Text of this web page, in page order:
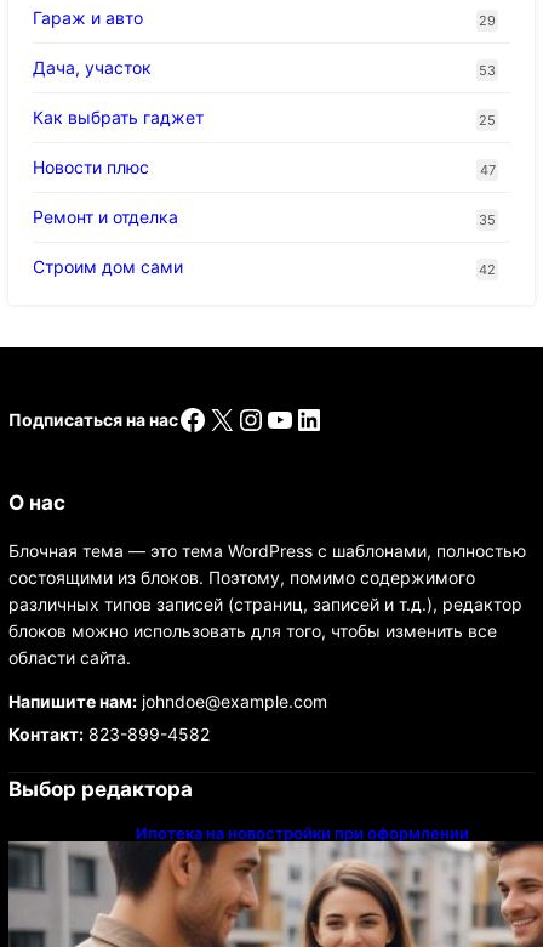
Гараж и авто 29
Дача, участок 53
Как выбрать гаджет 25
Новости плюс 47
Ремонт и отделка 35
Строим дом сами 42
Подписаться на насFacebook
X Instagram
YouTube
LinkedIn
О нас
Блочная тема — это тема WordPress с шаблонами, полностью
состоящими из блоков. Поэтому, помимо содержимого
различных типов записей (страниц, записей и т.д.), редактор
блоков можно использовать для того, чтобы изменить все
области сайта.
Напишите нам:johndoe@example.com
Контакт:823-899-4582
Выбор редактора
Ипотека на новостройки при оформлении
напрямую у застройщика